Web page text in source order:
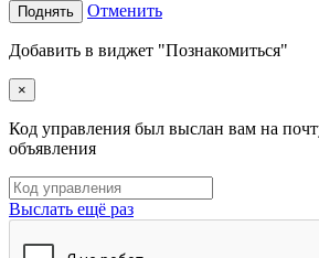
Поднять Отменить
Добавить в виджет "Познакомиться"
×
Код управления был выслан вам на
объявления
Выслать ещё раз